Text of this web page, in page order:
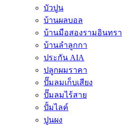
บัวปูน
บ้านผลบอล
บ้านมือสองรามอินทรา
บ้านลำลูกกา
ประกัน AIA
ปลูกผมราคา
ปั๊มลมเก็บเสียง
ปั๊มลมไร้สาย
ปั้มไลค์
ปูนผง